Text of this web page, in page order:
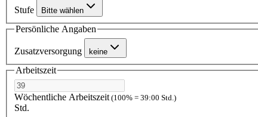
Stufe Bitte wählen
Persönliche Angaben
Zusatzversorgung keine
Arbeitszeit
Wöchentliche Arbeitszeit (100% = 39:00 Std.)
Std.